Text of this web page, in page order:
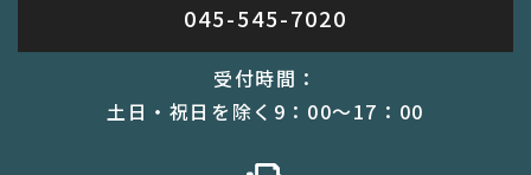
045-545-7020
受付時間：
土日・祝日を除く9：00～17：00